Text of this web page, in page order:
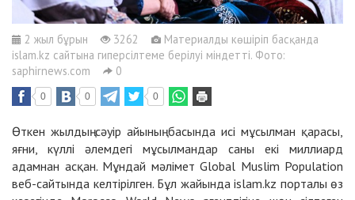
2 жыл бұрын 3262
Материалды көшіріп басқанда
islam.kz сайтына гиперсілтеме берілуі міндетті. Фото:
saphirnews.com
0
0 0 0
Өткен жылдың сәуір айының басында исі мұсылман қарасы,
яғни, күллі әлемдегі мұсылмандар саны екі миллиард
адамнан асқан. Мұндай мәлімет Global Muslim Population
веб-сайтында келтірілген. Бұл жайында islam.kz порталы өз